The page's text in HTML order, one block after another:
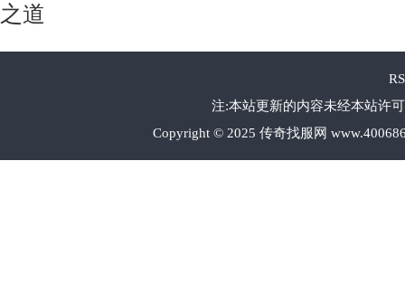
之道
注:本站更新的内容未经本站许
Copyright © 2025 传奇找服网